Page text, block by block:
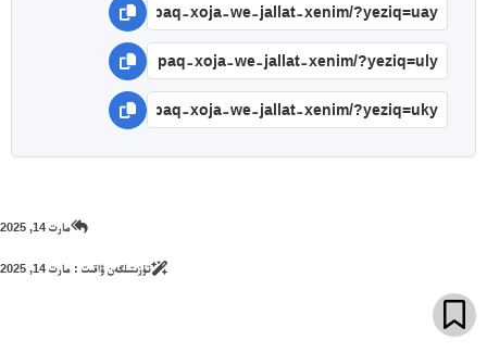
مارت 14, 2025
تۈزىتىلگەن ۋاقىت : مارت 14, 2025